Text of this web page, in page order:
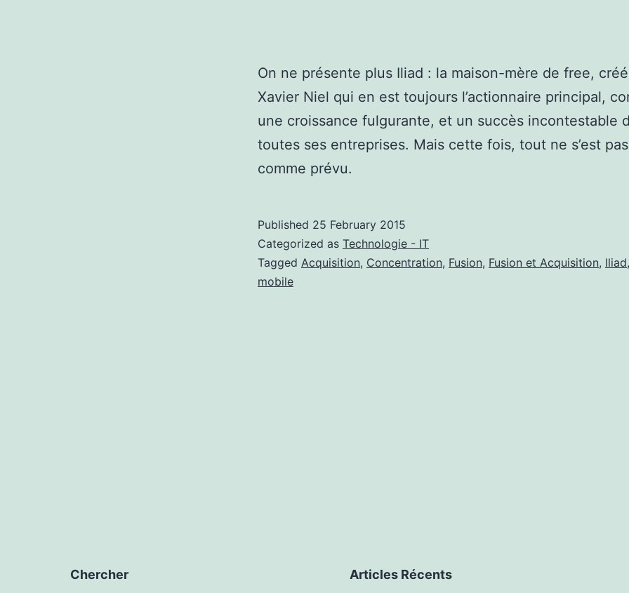
On ne présente plus Iliad : la maison-mère de free,
Xavier Niel qui en est toujours l’actionnaire principal,
une croissance fulgurante, et un succès incontestable
toutes ses entreprises. Mais cette fois, tout ne s’est
comme prévu.
Published 25 February 2015
Categorized as Technologie - IT
Tagged Acquisition, Concentration, Fusion, Fusion et Acquisition, Iliad,
mobile
Chercher Articles Récents